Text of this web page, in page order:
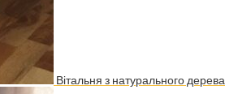
Вітальня з натурального дерева